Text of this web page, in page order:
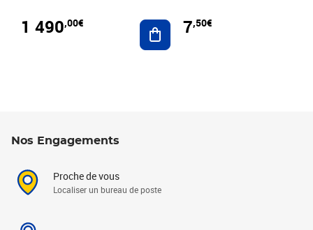
1 490,00€ Ajouter au panier
7,50€
Nos Engagements
Proche de vous
Localiser un bureau de poste